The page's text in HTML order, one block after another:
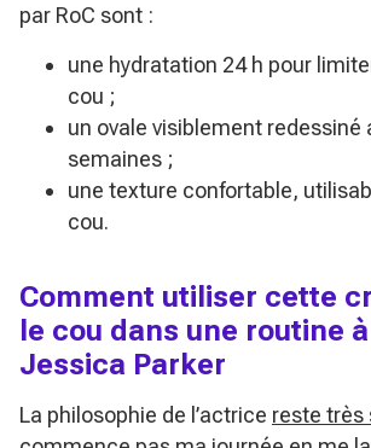
par RoC sont :
une hydratation 24 h pour
cou ;
un ovale visiblement redessiné
semaines ;
une texture confortable,
cou.
Comment utiliser cette
le cou dans une routine
Jessica Parker
La philosophie de l’actrice reste très